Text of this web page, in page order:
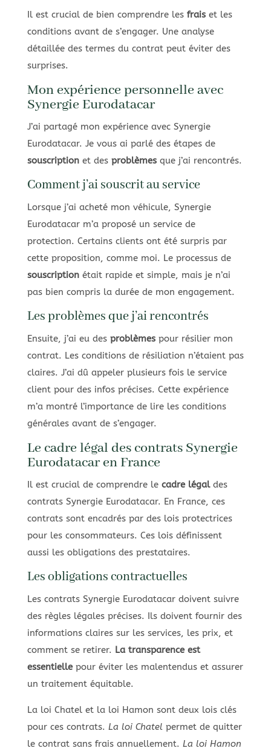
Il est crucial de bien comprendre les fraiset les
conditions avant de s’engager. Une analyse
détaillée des termes du contrat peut éviter des
surprises.
Mon expérience personnelle avec
Synergie Eurodatacar
J’ai partagé mon expérience avec Synergie
Eurodatacar. Je vous ai parlé des étapes de
souscriptionet des problèmesque j’ai rencontrés.
Comment j’ai souscrit au service
Lorsque j’ai acheté mon véhicule, Synergie
Eurodatacar m’a proposé un service de
protection. Certains clients ont été surpris par
cette proposition, comme moi. Le processus de
souscriptionétait rapide et simple, mais je n’ai
pas bien compris la durée de mon engagement.
Les problèmes que j’ai rencontrés
Ensuite, j’ai eu des problèmespour résilier mon
contrat. Les conditions de résiliation n’étaient pas
claires. J’ai dû appeler plusieurs fois le service
client pour des infos précises. Cette expérience
m’a montré l’importance de lire les conditions
générales avant de s’engager.
Le cadre légal des contrats Synergie
Eurodatacar en France
Il est crucial de comprendre le cadre légaldes
contrats Synergie Eurodatacar. En France, ces
contrats sont encadrés par des lois protectrices
pour les consommateurs. Ces lois définissent
aussi les obligations des prestataires.
Les obligations contractuelles
Les contrats Synergie Eurodatacar doivent suivre
des règles légales précises. Ils doivent fournir des
informations claires sur les services, les prix, et
comment se retirer. La transparence est
essentiellepour éviter les malentendus et assurer
un traitement équitable.
La loi Chatel et la loi Hamon sont deux lois clés
pour ces contrats. La loi Chatel permet de quitter
le contrat sans frais annuellement. La loi Hamon